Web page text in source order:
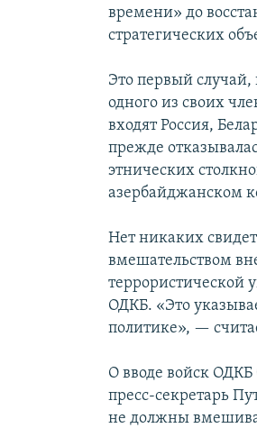
времени» до
стратегических
Это первый случай,
одного из своих
входят Россия,
прежде
этнических
азербайджанском
Нет никаких
вмешательством
террористической
ОДКБ. «Это
политике», —
О вводе войск ОДКБ
пресс-секретарь
не должны